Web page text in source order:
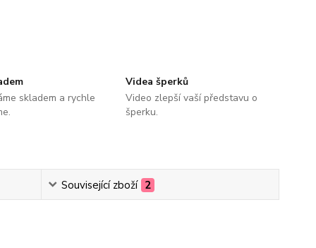
skladem a rychle
Videa šperků
Video zlepší vaší představu o
šperku.
Související zboží 2